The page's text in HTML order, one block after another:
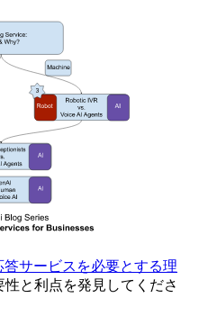
サービスを必要とする理
と利点を発見してくださ